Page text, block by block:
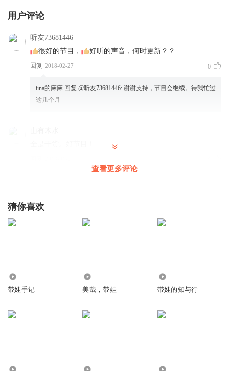
用户评论
听友73681446
很好的节目，
好听的声音，何时更新？？
回复 2018-02-27 0
tina的麻麻 回复 @听友73681446: 谢谢支持，节目会继续。待我忙过
这几个月
回复
查看更多评论
猜你喜欢
带娃手记 美哉，带娃 带娃的知与行